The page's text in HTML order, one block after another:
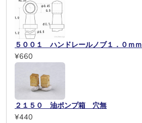
５００１ ハンドレールノブ１．０ｍｍ
¥660
２１５０ 油ポンプ箱 穴無
¥440